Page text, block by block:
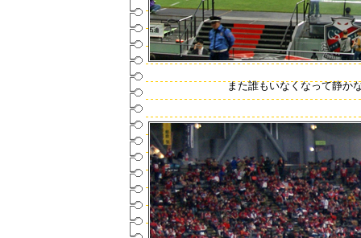
また誰もいなくなって静か